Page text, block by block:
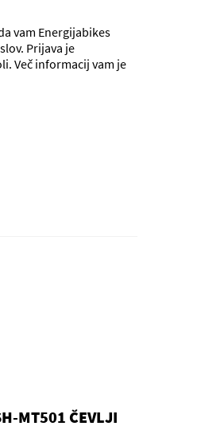
vam Energijabikes
Prijava je
Več informacij vam je
MT501 ČEVLJI